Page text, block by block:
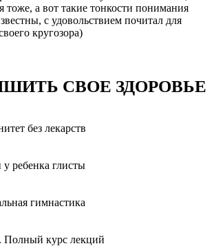
тоже, а вот такие тонкости понимания
с удовольствием почитал для
кругозора)
СВОЕ ЗДОРОВЬЕ
без лекарств
у ребенка глисты
гимнастика
Полный курс лекций